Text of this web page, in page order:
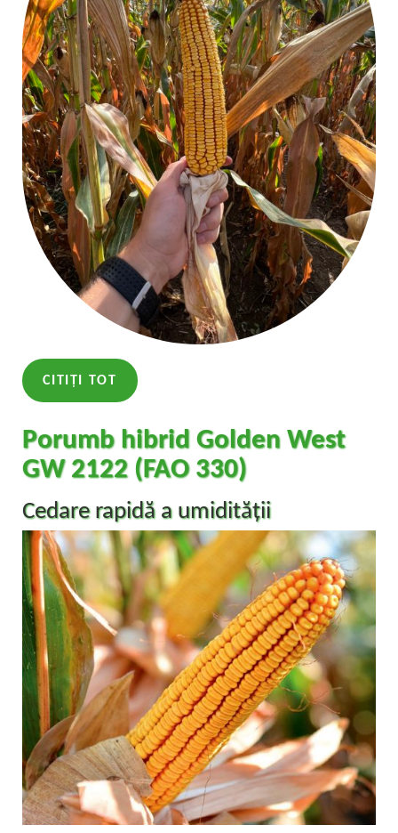
CITIȚI TOT
Porumb hibrid Golden West
GW 2122 (FAO 330)
Cedare rapidă a umidității